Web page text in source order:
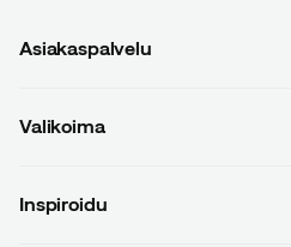
Asiakaspalvelu
Ota yhteyttä
Valikoima
Miehet
Inspiroidu